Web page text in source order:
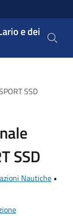
e dei
SSD
SSD
Nautiche •